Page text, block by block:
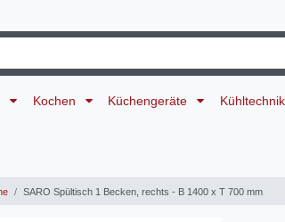
Kochen Küchengeräte Kühltechnik
SARO Spültisch 1 Becken, rechts - B 1400 x T 700 mm